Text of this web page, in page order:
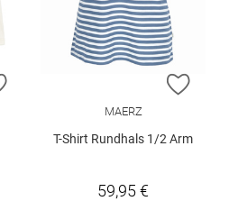
ZUR WUNSCHLISTE HINZUFÜGEN
ZUR
MAERZ
T-Shirt Rundhals 1/2 Arm
59,95 €